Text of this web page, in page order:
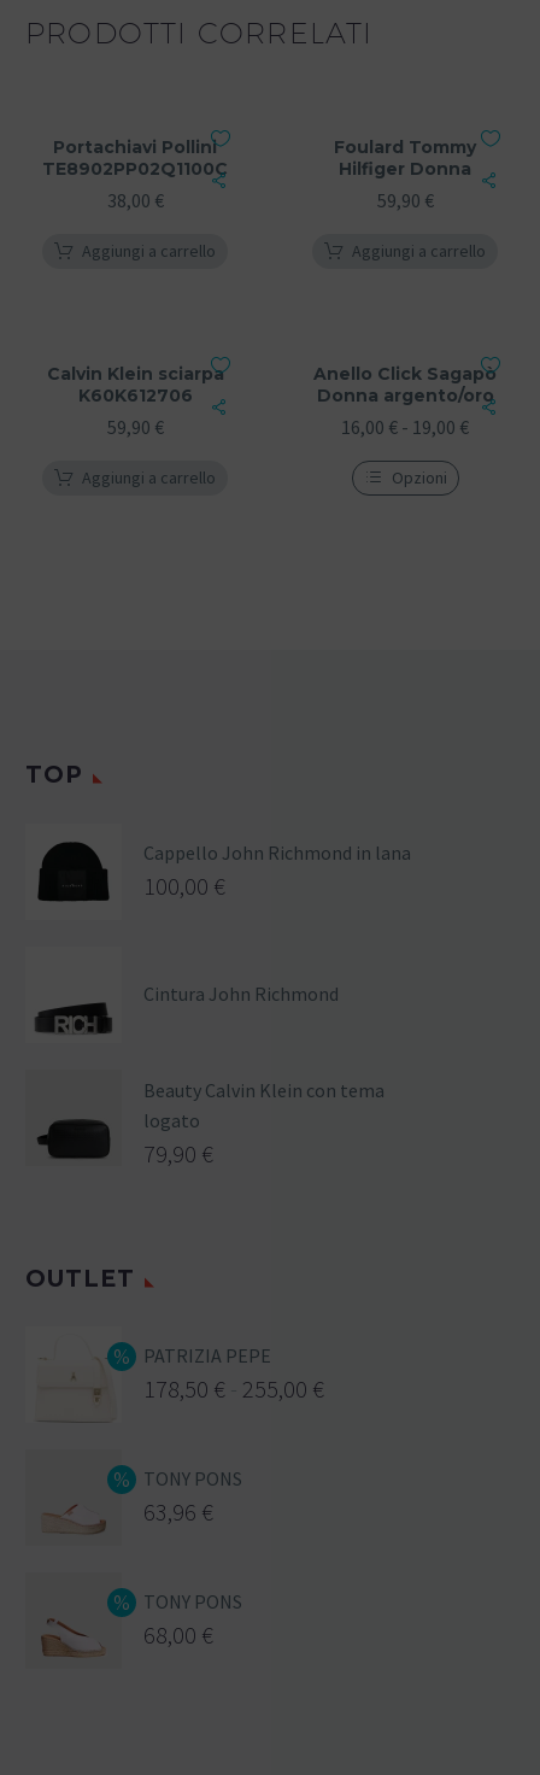
PRODOTTI CORRELATI
Portachiavi Pollini
TE8902PP02Q1100C
38,00 €
Aggiungi a carrello
Foulard Tommy
Hilfiger Donna
59,90 €
Aggiungi a carrello
Calvin Klein sciarpa
K60K612706
59,90 €
Aggiungi a carrello
Anello Click Sagapò
Donna argento/oro
16,00 € - 19,00 €
Opzioni
TOP
Cappello John Richmond in lana
100,00 €
Cintura John Richmond
Beauty Calvin Klein con tema
logato
79,90 €
OUTLET
PATRIZIA PEPE
178,50 € 255,00 €
TONY PONS
63,96 €
TONY PONS
68,00 €